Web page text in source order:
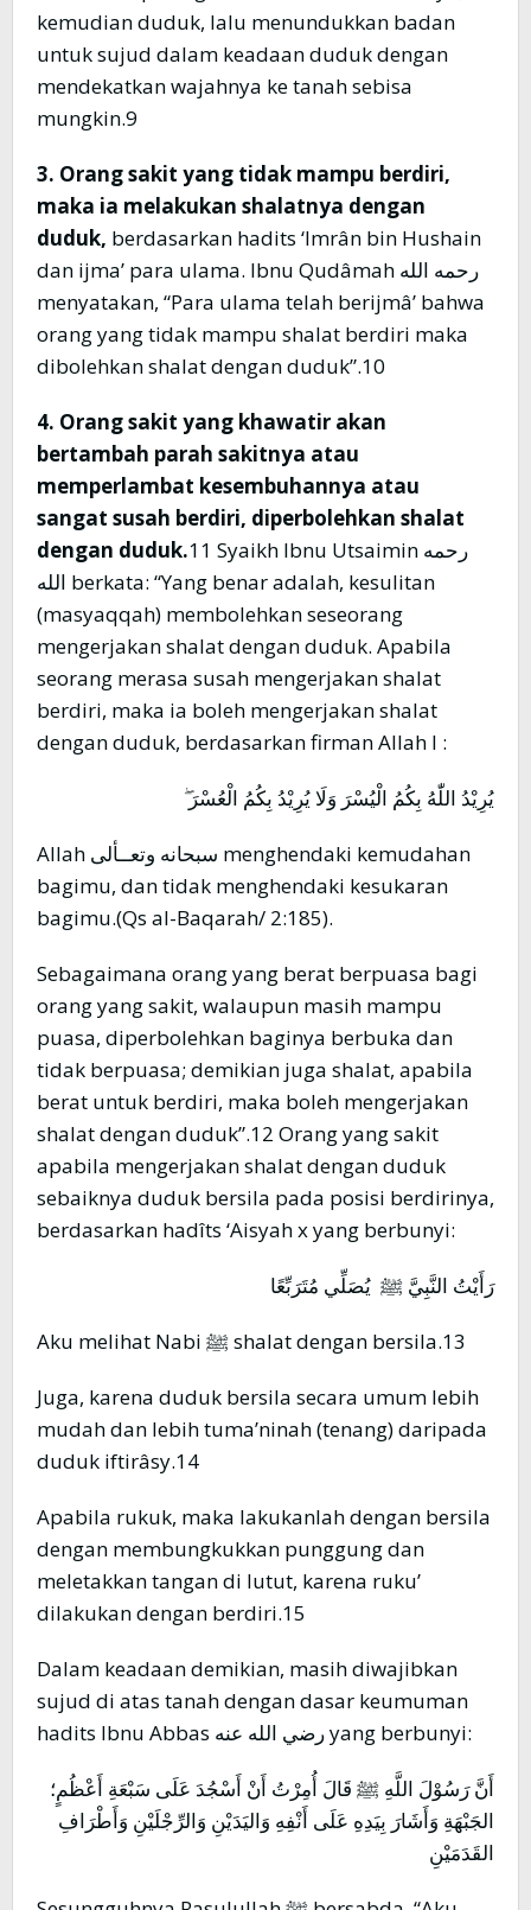
kemudian duduk, lalu menundukkan badan
untuk sujud dalam keadaan duduk dengan
mendekatkan wajahnya ke tanah sebisa
mungkin.9
3. Orang sakit yang tidak mampu berdiri,
maka ia melakukan shalatnya dengan
duduk, berdasarkan hadits ‘Imrân bin Hushain
dan ijma’ para ulama. Ibnu Qudâmah رحمه الله
menyatakan, “Para ulama telah berijmâ’ bahwa
orang yang tidak mampu shalat berdiri maka
dibolehkan shalat dengan duduk”.10
4. Orang sakit yang khawatir akan
bertambah parah sakitnya atau
memperlambat kesembuhannya atau
sangat susah berdiri, diperbolehkan shalat
dengan duduk.11 Syaikh Ibnu Utsaimin رحمه
الله berkata: “Yang benar adalah, kesulitan
(masyaqqah) membolehkan seseorang
mengerjakan shalat dengan duduk. Apabila
seorang merasa susah mengerjakan shalat
berdiri, maka ia boleh mengerjakan shalat
dengan duduk, berdasarkan firman Allah l :
يُرِيْدُ اللّٰهُ بِكُمُ الْيُسْرَ وَلَا يُرِيْدُ بِكُمُ الْعُسْرَ ۖ
Allah سبحانه وتعــألى menghendaki kemudahan
bagimu, dan tidak menghendaki kesukaran
bagimu.(Qs al-Baqarah/ 2:185).
Sebagaimana orang yang berat berpuasa bagi
orang yang sakit, walaupun masih mampu
puasa, diperbolehkan baginya berbuka dan
tidak berpuasa; demikian juga shalat, apabila
berat untuk berdiri, maka boleh mengerjakan
shalat dengan duduk”.12 Orang yang sakit
apabila mengerjakan shalat dengan duduk
sebaiknya duduk bersila pada posisi berdirinya,
berdasarkan hadîts ‘Aisyah x yang berbunyi:
رَأَيْتُ النَّبِيَّ ﷺ يُصَلِّي مُتَرَبِّعًا
Aku melihat Nabi ﷺ shalat dengan bersila.13
Juga, karena duduk bersila secara umum lebih
mudah dan lebih tuma’ninah (tenang) daripada
duduk iftirâsy.14
Apabila rukuk, maka lakukanlah dengan bersila
dengan membungkukkan punggung dan
meletakkan tangan di lutut, karena ruku’
dilakukan dengan berdiri.15
Dalam keadaan demikian, masih diwajibkan
sujud di atas tanah dengan dasar keumuman
hadits Ibnu Abbas رضي الله عنه yang berbunyi:
أَنَّ رَسُوْلَ اللَّهِ ﷺ قَالَ أُمِرْتُ أَنْ أَسْجُدَ عَلَى سَبْعَةِ أَعْظُمٍ؛
الجَبْهَةِ وَأَشَارَ بِيَدِهِ عَلَى أَنْفِهِ وَاليَدَيْنِ وَالرِّجْلَيْنِ وَأَطْرَافِ
القَدَمَيْنِ